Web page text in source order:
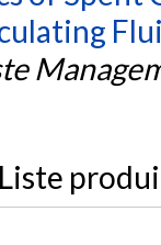
Liste